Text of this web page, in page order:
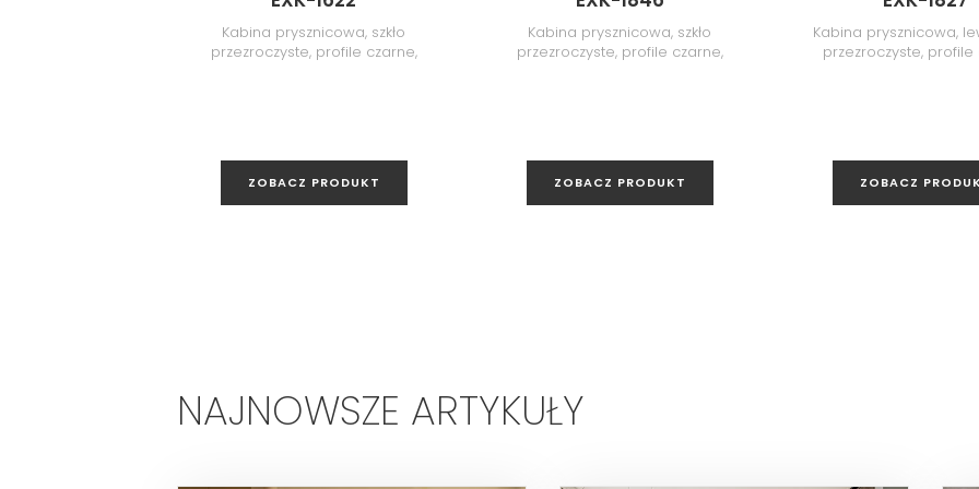
Kabina prysznicowa, szkło
przezroczyste, profile czarne,
ZOBACZ PRODUKT
Kabina prysznicowa, szkło
przezroczyste, profile czarne,
ZOBACZ PRODUKT
Kabina prysznicowa,
przezroczyste, profile
ZOBACZ
NAJNOWSZE ARTYKUŁY